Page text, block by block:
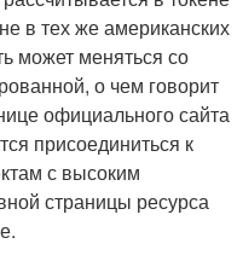
в тех же американских
может меняться со
о чем говорит
официального сайта
присоединиться к
с высоким
страницы ресурса